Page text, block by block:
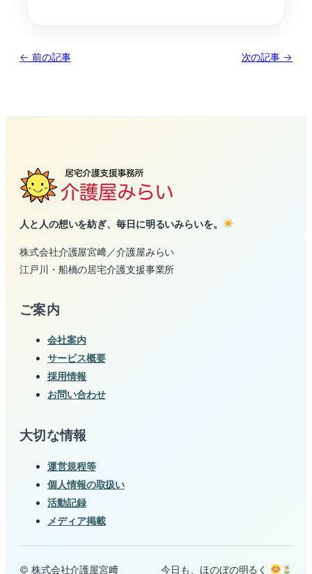
← 前の記事 次の記事 →
人と人の想いを紡ぎ、毎日に明るいみらいを。
株式会社介護屋宮﨑／介護屋みらい
江戸川・船橋の居宅介護支援事業所
ご案内
会社案内
サービス概要
採用情報
お問い合わせ
大切な情報
運営規程等
個人情報の取扱い
活動記録
メディア掲載
© 株式会社介護屋宮﨑 今日も、ほのぼの明るく